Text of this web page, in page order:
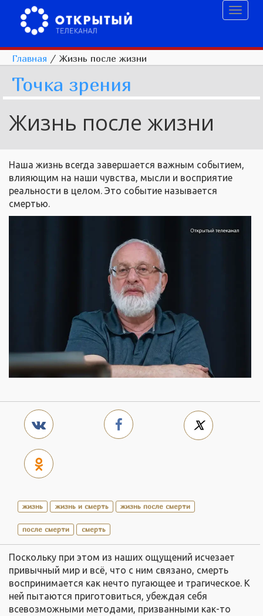
Главная / Жизнь после жизни
Точка зрения
Жизнь после жизни
Наша жизнь всегда завершается важным событием,
влияющим на наши чувства, мысли и восприятие
реальности в целом. Это событие называется
смертью.
жизнь жизнь и смерть жизнь после смерти
после смерти смерть
Поскольку при этом из наших ощущений исчезает
привычный мир и всё, что с ним связано, смерть
воспринимается как нечто пугающее и трагическое. К
ней пытаются приготовиться, убеждая себя
всевозможными методами, призванными как-то